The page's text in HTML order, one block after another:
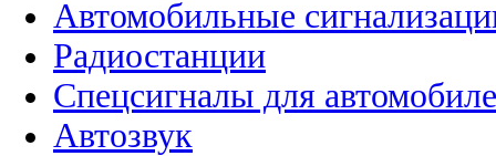
Автомобильные
Радиостанции
Спецсигналы для
Автозвук